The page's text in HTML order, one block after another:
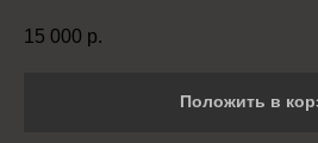
15 000 р.
Положить в